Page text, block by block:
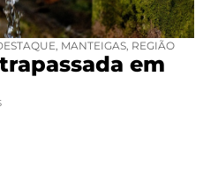
, MANTEIGAS, REGIÃO
em